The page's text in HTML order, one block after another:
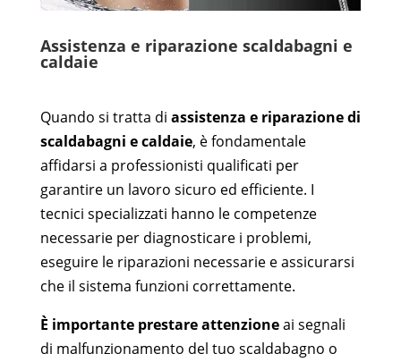
Assistenza e riparazione scaldabagni e
caldaie
Quando si tratta di assistenza e riparazione di
scaldabagni e caldaie, è fondamentale
affidarsi a professionisti qualificati per
garantire un lavoro sicuro ed efficiente. I
tecnici specializzati hanno le competenze
necessarie per diagnosticare i problemi,
eseguire le riparazioni necessarie e assicurarsi
che il sistema funzioni correttamente.
È importante prestare attenzioneai segnali
di malfunzionamento del tuo scaldabagno o